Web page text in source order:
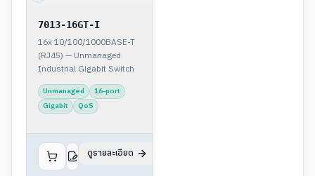
7013-16GT-I
16x 10/100/1000BASE-T
(RJ45) — Unmanaged
Industrial Gigabit Switch
Unmanaged
16-port
Gigabit
QoS
ดูรายละเอียด